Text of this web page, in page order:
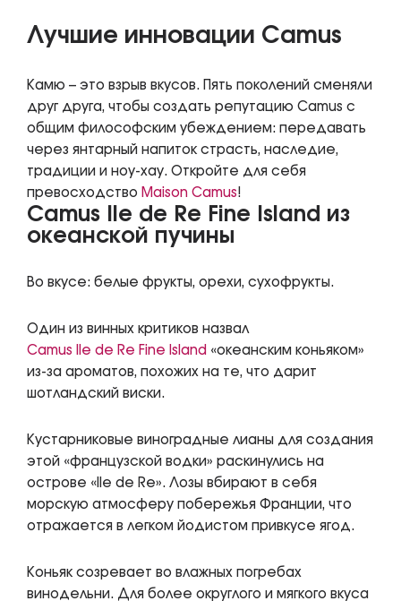
Лучшие инновации Camus
Камю – это взрыв вкусов. Пять поколений сменяли
друг друга, чтобы создать репутацию Camus с
общим философским убеждением: передавать
через янтарный напиток страсть, наследие,
традиции и ноу-хау. Откройте для себя
превосходство Maison Camus!
Camus Ile de Re Fine Island из
океанской пучины
Во вкусе: белые фрукты, орехи, сухофрукты.
Один из винных критиков назвал
Camus Ile de Re Fine Island «океанским коньяком»
из-за ароматов, похожих на те, что дарит
шотландский виски.
Кустарниковые виноградные лианы для создания
этой «французской водки» раскинулись на
острове «Ile de Re». Лозы вбирают в себя
морскую атмосферу побережья Франции, что
отражается в легком йодистом привкусе ягод.
Коньяк созревает во влажных погребах
винодельни. Для более округлого и мягкого вкуса